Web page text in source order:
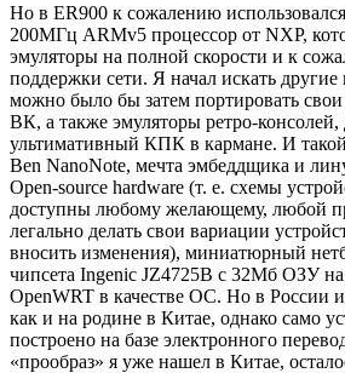
Но в ER900 к сожалению
200МГц ARMv5 процессор от NXP,
эмуляторы на полной скорости и к
поддержки сети. Я начал искать
можно было бы затем портировать
ВК, а также эмуляторы ретро-
ультимативный КПК в кармане. И
Ben NanoNote, мечта эмбеддщика и
Open-source hardware (т. е. схемы
доступны любому желающему, любой
легально делать свои вариации
вносить изменения), миниатюрный
чипсета Ingenic JZ4725B с 32Мб ОЗУ
OpenWRT в качестве ОС. Но в России
как и на родине в Китае, однако само
построено на базе электронного
‭«прообраз‭» я уже нашел в Китае,